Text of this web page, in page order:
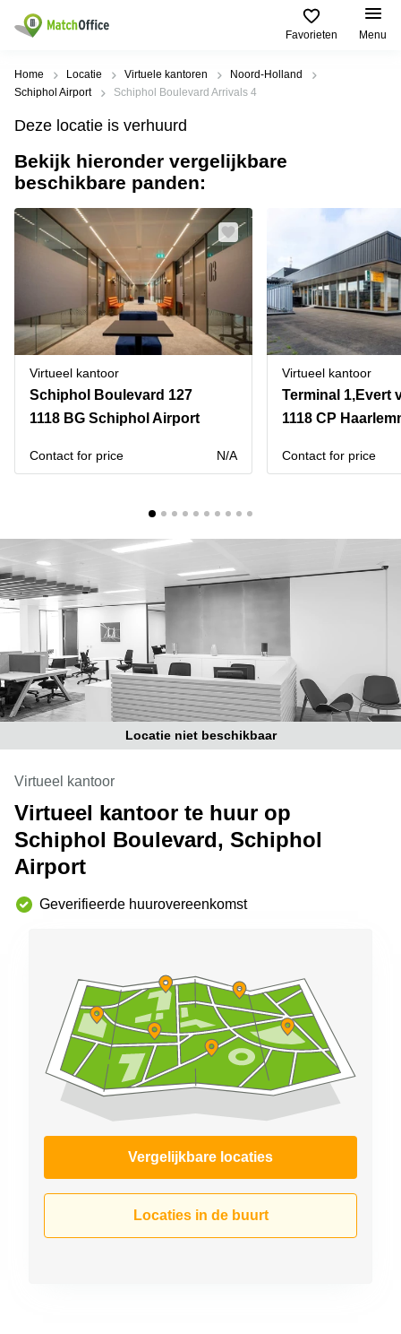
Favorieten Menu
Huren / Verhuren
Productpagina's
Kantoorruimten
Business
Flexplekken
Coworking
Vergaderruimten
Virtueel
Kantoor
Bedrijfsruimte
Populaire
Steden
Alkmaar
Oost
Amsterdam
Westpoort
op
Zoom
Amersfoort
Breda
Hengelo
Hilversum
Rotterdam
Tiel
Tilburg
Zwolle
Amsterdam
Westpoort
Populaire
zoekopdrachten
Kantoorruimte
in Breda
Kantoor
huren
Bergen
Kantoor
huren
Tiel
Kantoor
huren
Reeuwijk
Business
center
Westpoort
Business
center
Hilversum
Business
center
Den
Haag
space
Arnhem
Kantoorruimte
in Arnhem
Coworking
space
Coworking
Haarlem
Kantoor
Huren
Nijmegen
Help
Over ons
Voeg je kantoorruimte toe
Huurprijs
Log in
Home Locatie Virtuele kantoren
Noord-Holland
Schiphol Airport
Schiphol Boulevard Arrivals 4
Deze locatie is verhuurd
Bekijk hieronder vergelijkbare
beschikbare panden:
Virtueel kantoor
Schiphol Boulevard 127
1118 BG Schiphol Airport
Contact for price N/A
Virtueel kantoor
1118 CP
Contact for price
Locatie niet beschikbaar
Virtueel kantoor
Virtueel kantoor te huur op
Schiphol Boulevard, Schiphol
Airport
Geverifieerde huurovereenkomst
Vergelijkbare locaties
Locaties in de buurt